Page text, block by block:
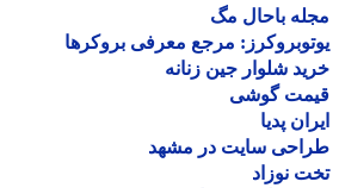
باحال مگ
مرجع معرفی بروکرها
شلوار جین زنانه
گوشی
پدیا
سایت در مشهد
نوزاد